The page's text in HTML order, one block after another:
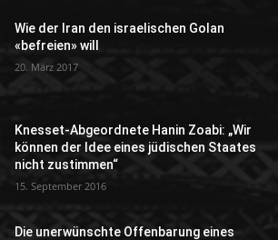
Wie der Iran den israelischen Golan
«befreien» will
20. März 2017
Knesset-Abgeordnete Hanin Zoabi: „Wir
können der Idee eines jüdischen Staates
nicht zustimmen“
15. September 2016
Die unerwünschte Offenbarung eines